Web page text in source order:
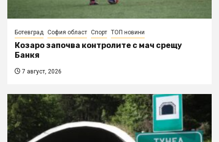
Ботевград София област Спорт ТОП новини
Козаро започва контролите с мач срещу
Банкя
7 август, 2026